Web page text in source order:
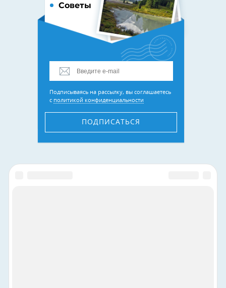
Советы
Подписываясь на рассылку, вы соглашаетесь
с политикой конфиденциальности
ПОДПИСАТЬСЯ